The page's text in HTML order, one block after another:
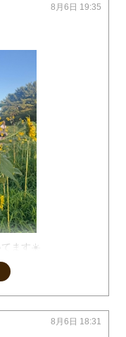
8月6日 19:35
ます☀️
8月6日 18:31